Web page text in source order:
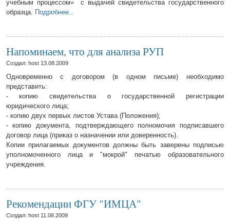
учебным процессом» с выдачей свидетельства государственного
образца. Подробнее..
Напоминаем, что для анализа РУП
Создал: host 13.08.2009
Одновременно с договором (в одном письме) необходимо
представить:
- копию свидетельства о государственной регистрации
юридического лица;
- копию двух первых листов Устава (Положения);
- копию документа, подтверждающего полномочия подписавшего
договор лица (приказ о назначении или доверенность).
Копии прилагаемых документов должны быть заверены подписью
уполномоченного лица и "мокрой" печатью образовательного
учреждения.
Рекомендации ФГУ "ИМЦА"
Создал: host 11.08.2009